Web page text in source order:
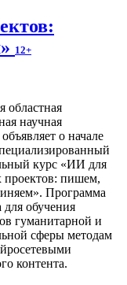
12+
областная
научная
о начале
курс «ИИ для
проектов: пишем,
Программа
для обучения
гуманитарной и
сферы методам
контента.